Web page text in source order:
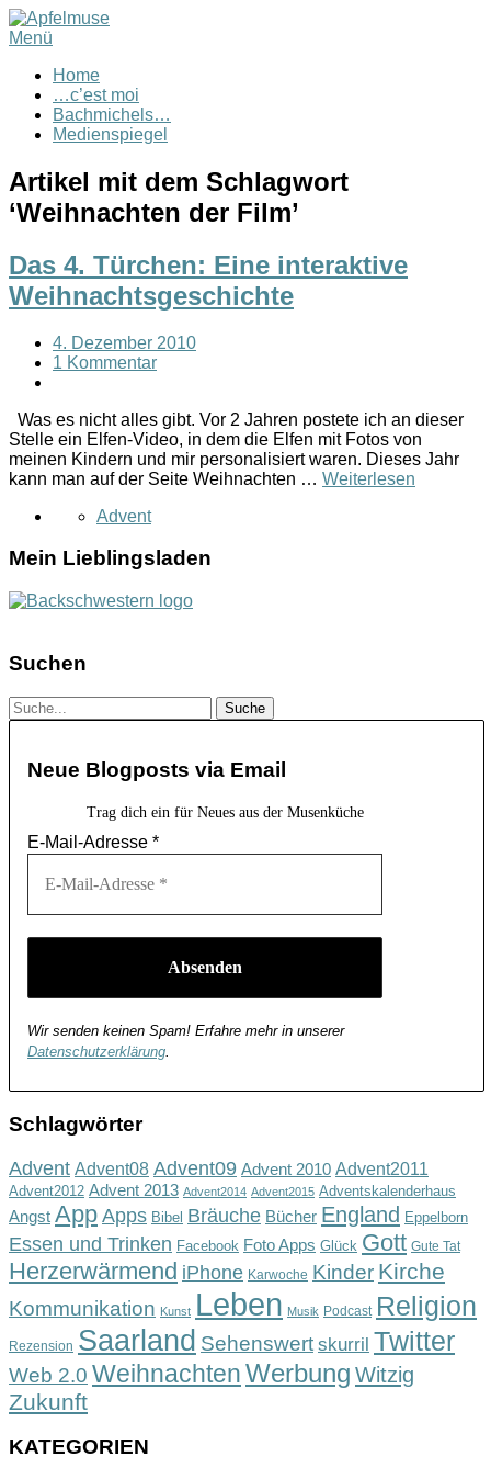
Menü
Home
…c’est moi
Bachmichels…
Medienspiegel
Artikel mit dem Schlagwort
‘Weihnachten der Film’
Das 4. Türchen: Eine interaktive
Weihnachtsgeschichte
4. Dezember 2010
1 Kommentar
Was es nicht alles gibt. Vor 2 Jahren postete ich an dieser
Stelle ein Elfen-Video, in dem die Elfen mit Fotos von
meinen Kindern und mir personalisiert waren. Dieses Jahr
kann man auf der Seite Weihnachten … Weiterlesen
Advent
Mein Lieblingsladen
Suchen
Neue Blogposts via Email
Trag dich ein für Neues aus der Musenküche
E-Mail-Adresse *
Wir senden keinen Spam! Erfahre mehr in unserer
Datenschutzerklärung.
Schlagwörter
Advent Advent08 Advent09 Advent 2010 Advent2011
Advent2012 Advent 2013 Advent2014 Advent2015 Adventskalenderhaus
Angst App Apps Bibel Bräuche Bücher England Eppelborn
Essen und Trinken Facebook Foto Apps Glück Gott Gute Tat
Herzerwärmend iPhone Karwoche Kinder Kirche
Kommunikation Kunst Leben Musik Podcast Religion
Rezension Saarland Sehenswert skurril Twitter
Web 2.0 WeihnachtenWerbung Witzig
Zukunft
KATEGORIEN